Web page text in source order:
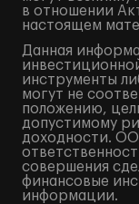
в отношении
настоящем
Данная
инструменты
могут не
положению,
допустимому
доходности.
совершения
финансовые
информации.